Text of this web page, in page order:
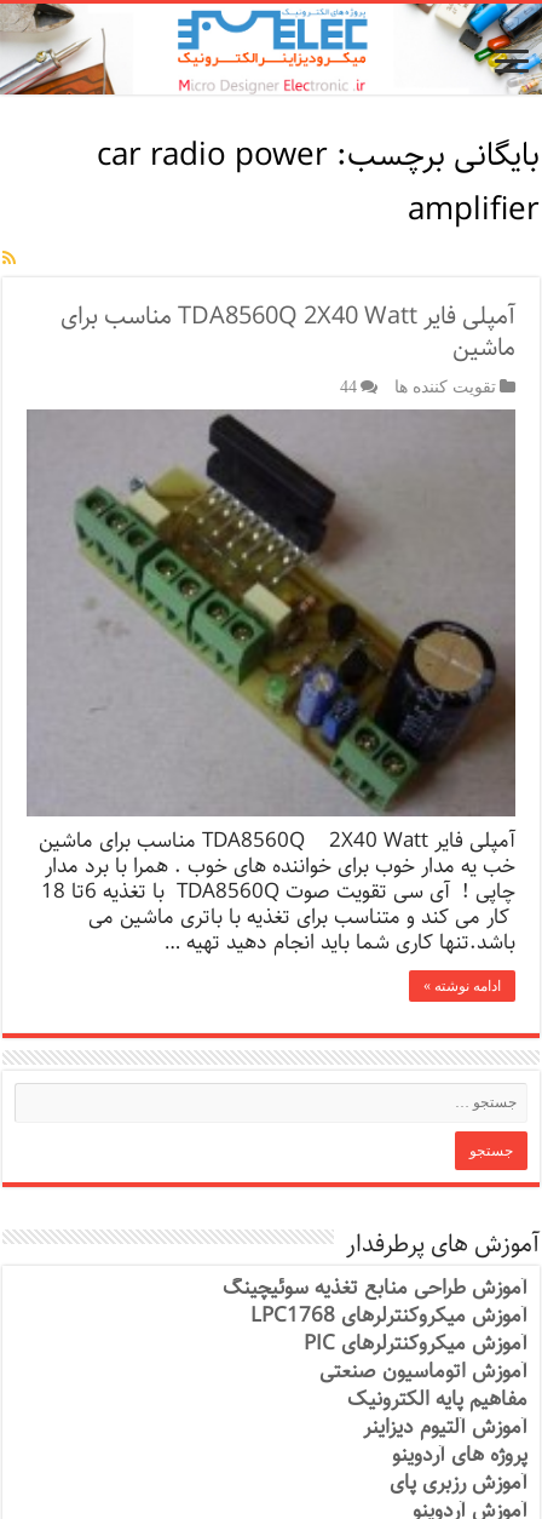
بایگانی برچسب:car radio power
amplifier
آمپلی فایر TDA8560Q 2X40 Watt مناسب برای
ماشین
تقویت کننده ها 44
آمپلی فایر TDA8560Q 2X40 Watt مناسب برای ماشین
خب یه مدار خوب برای خواننده های خوب . همرا با برد مدار
چاپی ! آی سی تقویت صوت TDA8560Q با تغذیه 6تا 18
کار می کند و متناسب برای تغذیه با باتری ماشین می
باشد.تنها کاری شما باید انجام دهید تهیه …
ادامه نوشته »
آموزش های پرطرفدار
آموزش طراحی منابع تغذیه سوئیچینگ
آموزش میکروکنترلرهای LPC1768
آموزش میکروکنترلرهای PIC
آموزش اتوماسیون صنعتی
مفاهیم پایه الکترونیک
آموزش آلتیوم دیزاینر
پروژه های آردوینو
آموزش رزبری پای
آموزش آردوینو